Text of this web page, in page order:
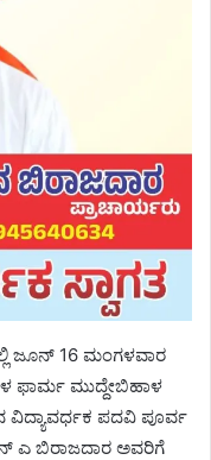
ಜೂನ್ 16 ಮಂಗಳವಾರ
ಫಾರ್ಮ ಮುದ್ದೇಬಿಹಾಳ
ಪದವಿ ಪೂರ್ವ
ಎ ಬಿರಾಜದಾರ ಅವರಿಗೆ